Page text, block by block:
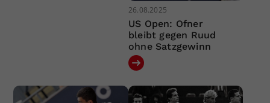
26.08.2025
US Open: Ofner
bleibt gegen Ruud
ohne Satzgewinn